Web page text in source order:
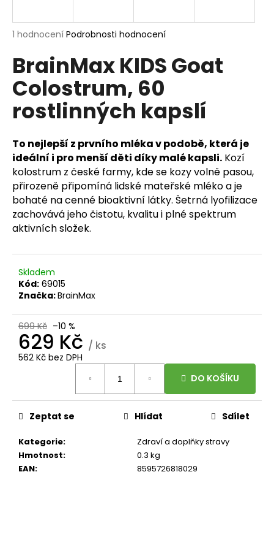
Průměrné
produktu
je
5,0
z
5
hvězdiček.
1 hodnocení Podrobnosti hodnocení
BrainMax KIDS Goat
Colostrum, 60
rostlinných kapslí
To nejlepší z prvního mléka v podobě, která je
ideální i pro menší děti díky malé kapsli. Kozí
kolostrum z české farmy, kde se kozy volně pasou,
přirozeně připomíná lidské mateřské mléko a je
bohaté na cenné bioaktivní látky. Šetrná lyofilizace
zachovává jeho čistotu, kvalitu i plné spektrum
aktivních složek.
Skladem
Kód: 69015
Značka:BrainMax
699 Kč –10 %
629 Kč / ks
562 Kč bez DPH
DO KOŠÍKU
Kategorie:
Zdraví a doplňky stravy
Hmotnost:
0.3 kg
EAN: 8595726818029
Zeptat se Hlídat Sdílet
j
t
?
HLEDAT
D
o
p
o
r
č
u
e
m
HOŘČÍK
L-
TREONÁT,
ROSTLINNÝCH
KAPSLÍ
999